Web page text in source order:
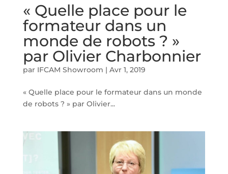
« Quelle place pour le
formateur dans un
monde de robots ? »
par Olivier Charbonnier
par IFCAM Showroom | Avr 1, 2019
« Quelle place pour le formateur dans un monde
de robots ? » par Olivier...